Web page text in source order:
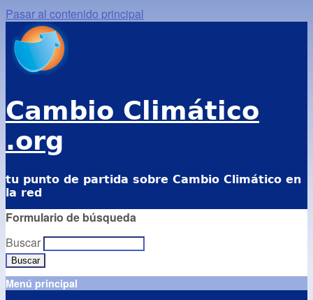
Pasar al contenido principal
Cambio Climático
.org
tu punto de partida sobre Cambio Climático en
la red
Formulario de búsqueda
Buscar
Menú principal